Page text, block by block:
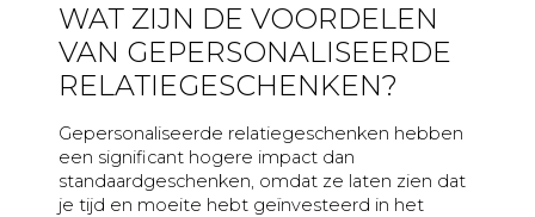
WAT ZIJN DE VOORDELEN
VAN GEPERSONALISEERDE
RELATIEGESCHENKEN?
Gepersonaliseerde relatiegeschenken hebben
een significant hogere impact dan
standaardgeschenken, omdat ze laten zien dat
je tijd en moeite hebt geïnvesteerd in het